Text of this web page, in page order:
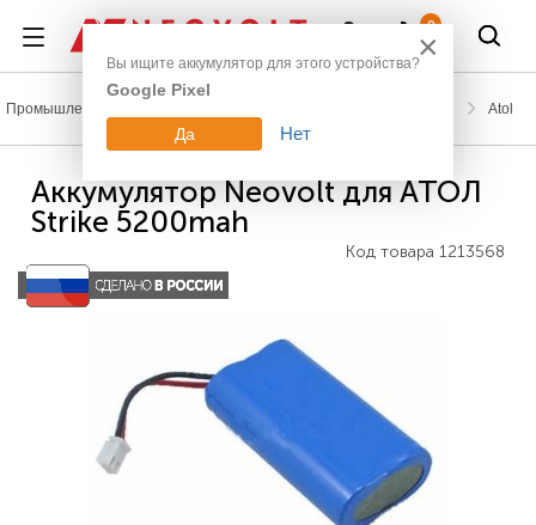
0
Промышленное оборудование Atol
Аккумулятор Neovolt для АТОЛ
Strike 5200mah
Код товара 1213568
×
Вы ищите аккумулятор для этого устройства?
Google Pixel
Да Нет